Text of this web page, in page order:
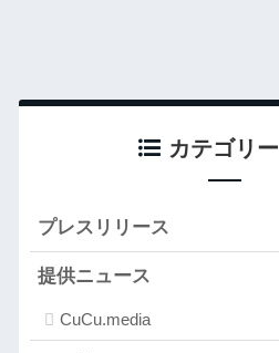
カテゴリー
プレスリリース
提供ニュース
CuCu.media